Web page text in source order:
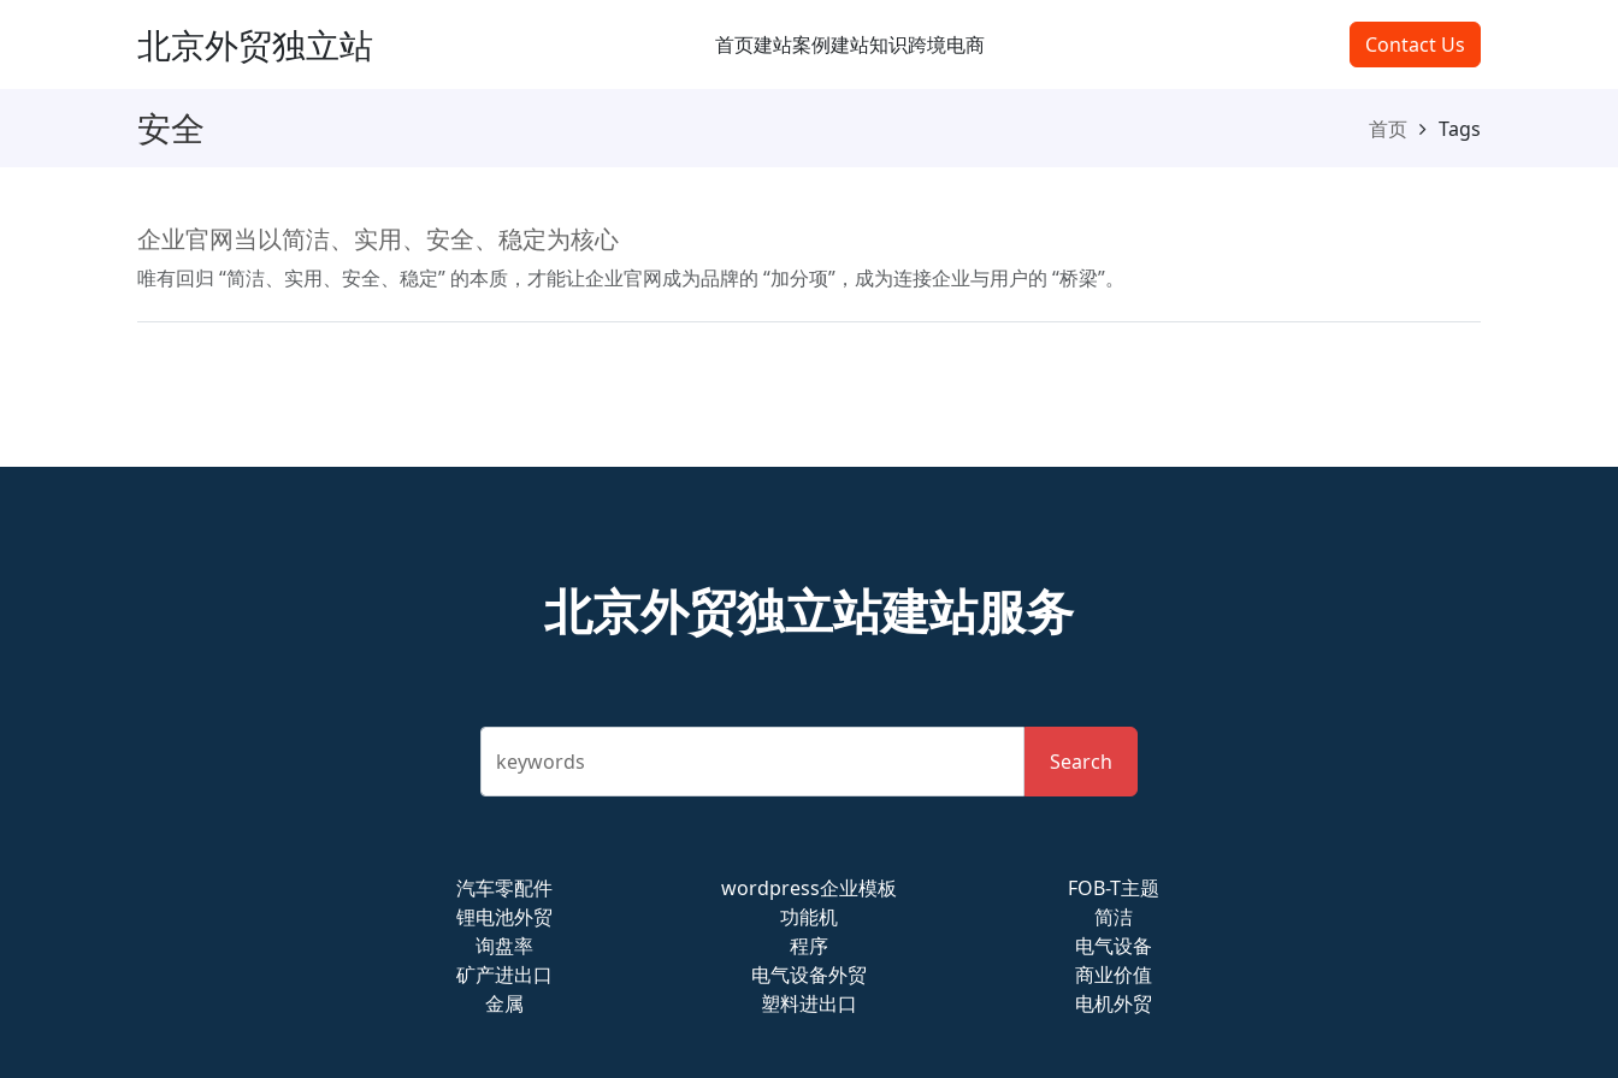
北京外贸独立站 首页建站案例建站知识跨境电商 Contact Us
安全 首页 Tags
企业官网当以简洁、实用、安全、稳定为核心
唯有回归 “简洁、实用、安全、稳定” 的本质，才能让企业官网成为品牌的 “加分项”，成为连接企业与用户的 “桥梁”。
北京外贸独立站建站服务
keywords Search
汽车零配件 wordpress企业模板
FOB-T主题
锂电池外贸
功能机
简洁
询盘率
程序
电气设备
矿产进出口
电气设备外贸
商业价值
金属
塑料进出口 电机外贸